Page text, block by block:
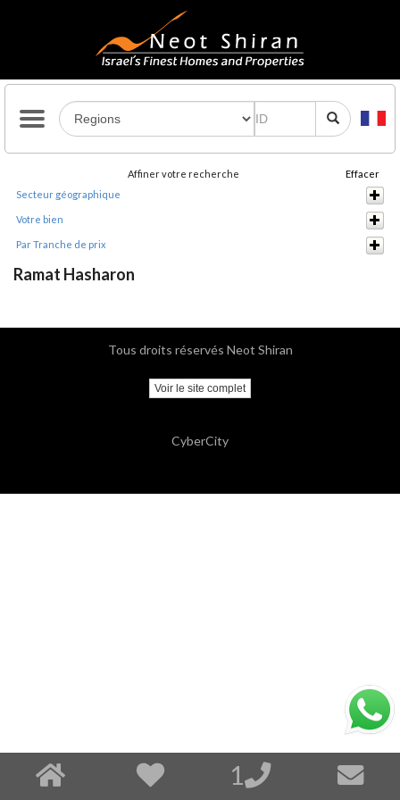
Affiner votre recherche
Effacer
Secteur géographique
Votre bien
Par Tranche de prix
Ramat Hasharon
1
Tous droits réservés Neot Shiran
Voir le site complet
CyberCity